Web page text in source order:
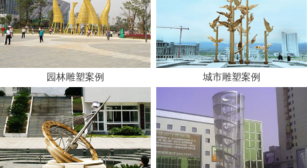
园林雕塑案例 城市雕塑案例